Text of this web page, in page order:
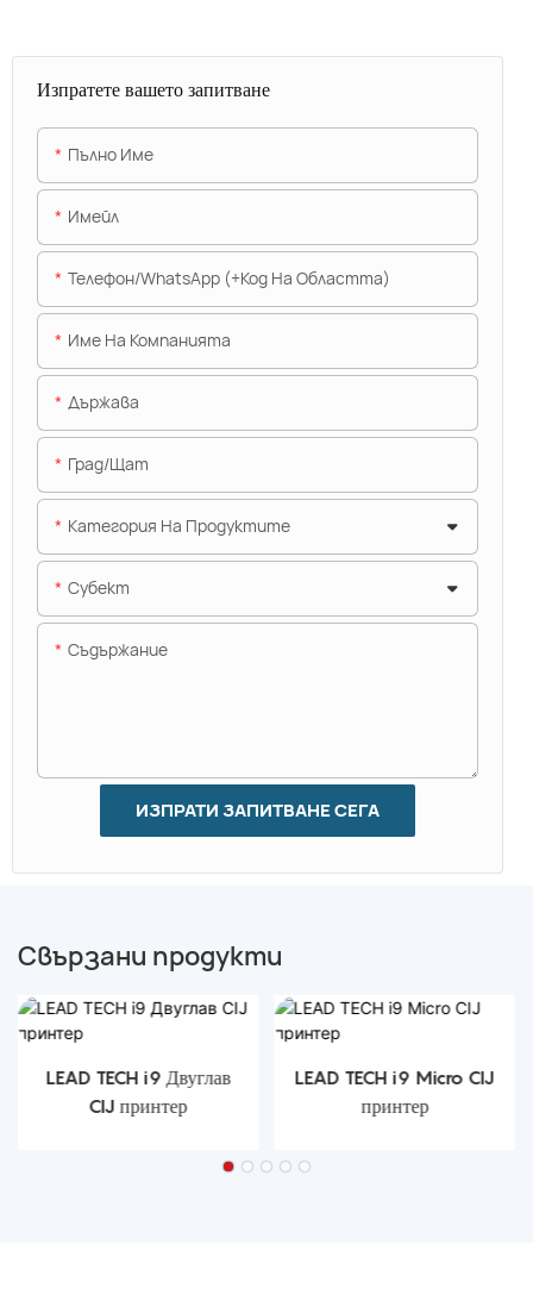
Изпратете вашето запитване
Пълно Име
Имейл
Телефон/WhatsApp (+Код На Областта)
Име На Компанията
Държава
Град/щат
Категория На Продуктите
Субект
Съдържание
ИЗПРАТИ ЗАПИТВАНЕ СЕГА
Свързани продукти
LEAD TECH i9 Двуглав
CIJ принтер
LEAD TECH i9 Micro CIJ
принтер